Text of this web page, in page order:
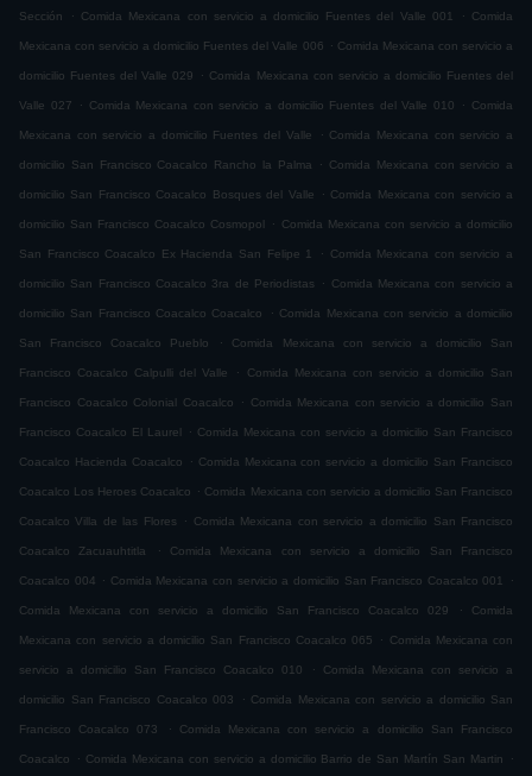
Sección . Comida Mexicana con servicio a domicilio Fuentes del Valle 001 . Comida
Mexicana con servicio a domicilio Fuentes del Valle 006 . Comida Mexicana con servicio a
domicilio Fuentes del Valle 029 . Comida Mexicana con servicio a domicilio Fuentes del
Valle 027 . Comida Mexicana con servicio a domicilio Fuentes del Valle 010 . Comida
Mexicana con servicio a domicilio Fuentes del Valle . Comida Mexicana con servicio a
domicilio San Francisco Coacalco Rancho la Palma . Comida Mexicana con servicio a
domicilio San Francisco Coacalco Bosques del Valle . Comida Mexicana con servicio a
domicilio San Francisco Coacalco Cosmopol . Comida Mexicana con servicio a domicilio
San Francisco Coacalco Ex Hacienda San Felipe 1 . Comida Mexicana con servicio a
domicilio San Francisco Coacalco 3ra de Periodistas . Comida Mexicana con servicio a
domicilio San Francisco Coacalco Coacalco . Comida Mexicana con servicio a domicilio
San Francisco Coacalco Pueblo . Comida Mexicana con servicio a domicilio San
Francisco Coacalco Calpulli del Valle . Comida Mexicana con servicio a domicilio San
Francisco Coacalco Colonial Coacalco . Comida Mexicana con servicio a domicilio San
Francisco Coacalco El Laurel . Comida Mexicana con servicio a domicilio San Francisco
Coacalco Hacienda Coacalco . Comida Mexicana con servicio a domicilio San Francisco
Coacalco Los Heroes Coacalco . Comida Mexicana con servicio a domicilio San Francisco
Coacalco Villa de las Flores . Comida Mexicana con servicio a domicilio San Francisco
Coacalco Zacuauhtitla . Comida Mexicana con servicio a domicilio San Francisco
Coacalco 004 . Comida Mexicana con servicio a domicilio San Francisco Coacalco 001 .
Comida Mexicana con servicio a domicilio San Francisco Coacalco 029 . Comida
Mexicana con servicio a domicilio San Francisco Coacalco 065 . Comida Mexicana con
servicio a domicilio San Francisco Coacalco 010 . Comida Mexicana con servicio a
domicilio San Francisco Coacalco 003 . Comida Mexicana con servicio a domicilio San
Francisco Coacalco 073 . Comida Mexicana con servicio a domicilio San Francisco
Coacalco . Comida Mexicana con servicio a domicilio Barrio de San Martín San Martin .